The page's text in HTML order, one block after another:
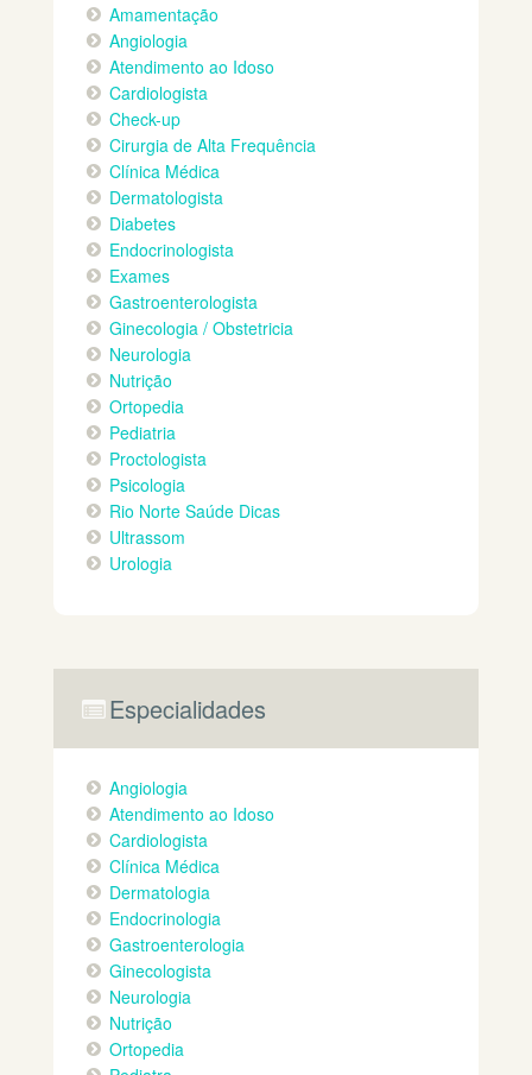
Amamentação
Angiologia
Atendimento ao Idoso
Cardiologista
Check-up
Cirurgia de Alta Frequência
Clínica Médica
Dermatologista
Diabetes
Endocrinologista
Exames
Gastroenterologista
Ginecologia / Obstetricia
Neurologia
Nutrição
Ortopedia
Pediatria
Proctologista
Psicologia
Rio Norte Saúde Dicas
Ultrassom
Urologia
Especialidades
Angiologia
Atendimento ao Idoso
Cardiologista
Clínica Médica
Dermatologia
Endocrinologia
Gastroenterologia
Ginecologista
Neurologia
Nutrição
Ortopedia